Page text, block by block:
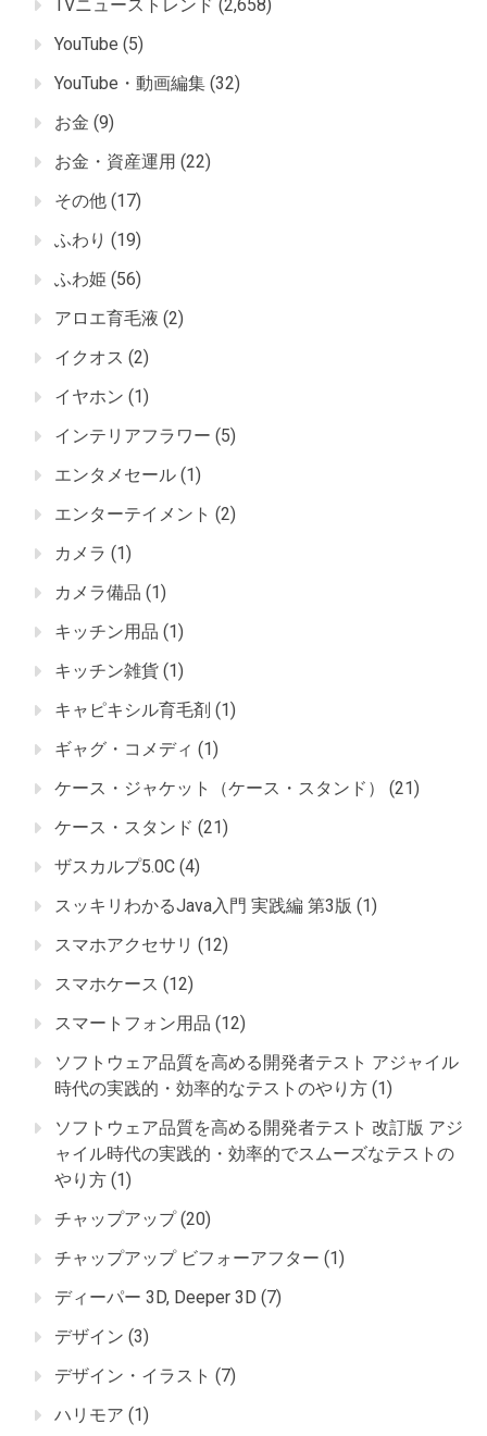
TVニューストレンド (2,658)
YouTube (5)
YouTube・動画編集 (32)
お金 (9)
お金・資産運用 (22)
その他 (17)
ふわり (19)
ふわ姫 (56)
アロエ育毛液 (2)
イクオス (2)
イヤホン (1)
インテリアフラワー (5)
エンタメセール (1)
エンターテイメント (2)
カメラ (1)
カメラ備品 (1)
キッチン用品 (1)
キッチン雑貨 (1)
キャピキシル育毛剤 (1)
ギャグ・コメディ (1)
ケース・ジャケット（ケース・スタンド）
(21)
ケース・スタンド (21)
ザスカルプ5.0C (4)
スッキリわかるJava入門 実践編 第3版 (1)
スマホアクセサリ (12)
スマホケース (12)
スマートフォン用品 (12)
ソフトウェア品質を高める開発者テスト アジャイル
時代の実践的・効率的なテストのやり方 (1)
ソフトウェア品質を高める開発者テスト 改訂版 アジ
ャイル時代の実践的・効率的でスムーズなテストの
やり方 (1)
チャップアップ(20)
チャップアップ ビフォーアフター (1)
ディーパー 3D, Deeper 3D (7)
デザイン (3)
デザイン・イラスト (7)
ハリモア (1)